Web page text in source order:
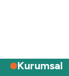
Kurumsal